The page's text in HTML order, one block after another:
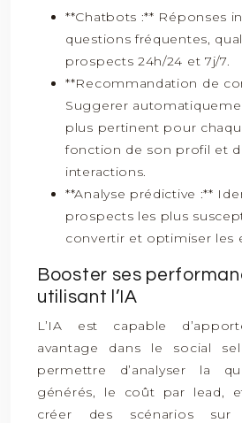
**Chatbots :** Réponses
questions fréquentes,
prospects 24h/24 et 7j/7.
**Recommandation de
Suggerer
plus pertinent pour
fonction de son profil et
interactions.
**Analyse prédictive :**
prospects les plus
convertir et optimiser les
Booster ses
utilisant l’IA
L’IA est capable
avantage dans le social
permettre d’analyser la
générés, le coût par lead,
créer des scénarios sur